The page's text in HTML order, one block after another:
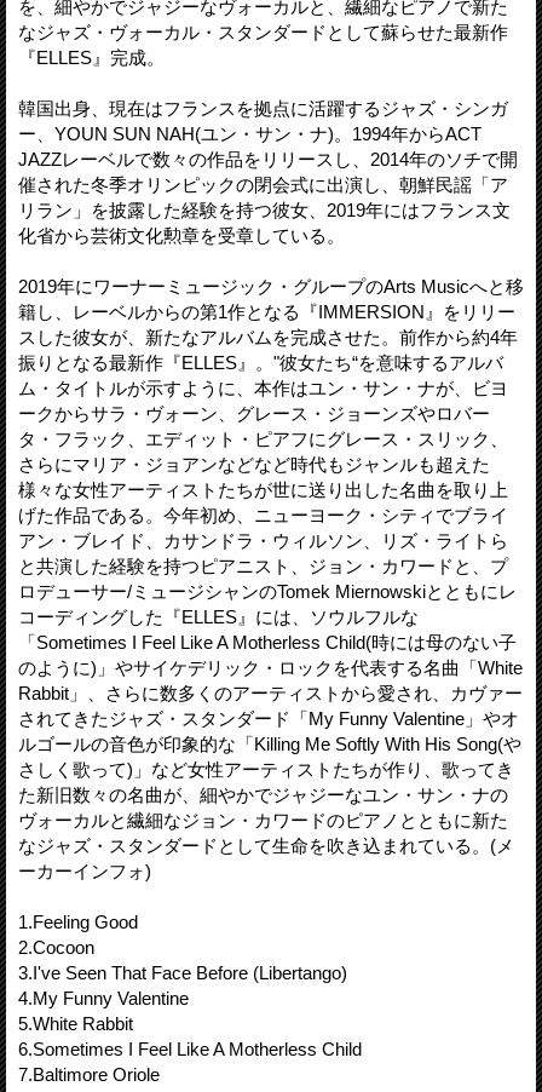
を、細やかでジャジーなヴォーカルと、繊細なピアノで新た
なジャズ・ヴォーカル・スタンダードとして蘇らせた最新作
『ELLES』完成。
韓国出身、現在はフランスを拠点に活躍するジャズ・シンガ
ー、YOUN SUN NAH(ユン・サン・ナ)。1994年からACT
JAZZレーベルで数々の作品をリリースし、2014年のソチで開
催された冬季オリンピックの閉会式に出演し、朝鮮民謡「ア
リラン」を披露した経験を持つ彼女、2019年にはフランス文
化省から芸術文化勲章を受章している。
2019年にワーナーミュージック・グループのArts Musicへと移
籍し、レーベルからの第1作となる『IMMERSION』をリリー
スした彼女が、新たなアルバムを完成させた。前作から約4年
振りとなる最新作『ELLES』。"彼女たち“を意味するアルバ
ム・タイトルが示すように、本作はユン・サン・ナが、ビヨ
ークからサラ・ヴォーン、グレース・ジョーンズやロバー
タ・フラック、エディット・ピアフにグレース・スリック、
さらにマリア・ジョアンなどなど時代もジャンルも超えた
様々な女性アーティストたちが世に送り出した名曲を取り上
げた作品である。今年初め、ニューヨーク・シティでブライ
アン・ブレイド、カサンドラ・ウィルソン、リズ・ライトら
と共演した経験を持つピアニスト、ジョン・カワードと、プ
ロデューサー/ミュージシャンのTomek Miernowskiとともにレ
コーディングした『ELLES』には、ソウルフルな
「Sometimes I Feel Like A Motherless Child(時には母のない子
のように)」やサイケデリック・ロックを代表する名曲「White
Rabbit」、さらに数多くのアーティストから愛され、カヴァー
されてきたジャズ・スタンダード「My Funny Valentine」やオ
ルゴールの音色が印象的な「Killing Me Softly With His Song(や
さしく歌って)」など女性アーティストたちが作り、歌ってき
た新旧数々の名曲が、細やかでジャジーなユン・サン・ナの
ヴォーカルと繊細なジョン・カワードのピアノとともに新た
なジャズ・スタンダードとして生命を吹き込まれている。(メ
ーカーインフォ)
1.Feeling Good
2.Cocoon
3.I've Seen That Face Before (Libertango)
4.My Funny Valentine
5.White Rabbit
6.Sometimes I Feel Like A Motherless Child
7.Baltimore Oriole